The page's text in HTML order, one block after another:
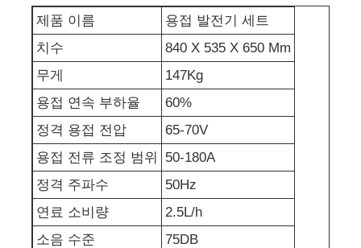
디지털 발전기 세트
오픈 프레임 생성기
발전기 세트에 방음 장치를 하세요
가정용 생성기
덮개 발전기 세트
제품 이름
용접 발전기 세트
치수
840 X 535 X 650 Mm
무게
147Kg
용접 연속 부하율
60%
정격 용접 전압
65-70V
용접 전류 조정 범위
50-180A
정격 주파수
50Hz
연료 소비량
2.5L/h
소음 수준
75DB